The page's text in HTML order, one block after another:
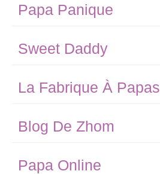
Papa Panique
Sweet Daddy
La Fabrique À Papas
Blog De Zhom
Papa Online